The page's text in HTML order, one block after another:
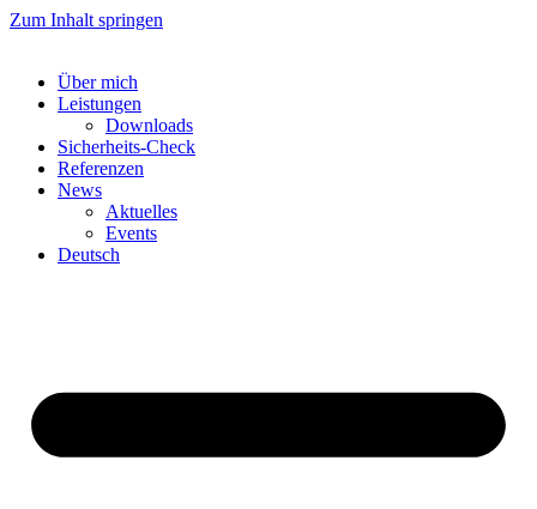
Zum Inhalt springen
Über mich
Leistungen
Downloads
Sicherheits-Check
Referenzen
News
Aktuelles
Events
Deutsch